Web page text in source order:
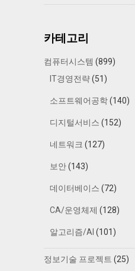
카테고리
컴퓨터시스템 (899)
IT경영전략(51)
소프트웨어공학(140)
디지털서비스 (152)
네트워크 (127)
보안(143)
데이터베이스 (72)
CA/운영체제 (128)
알고리즘/AI (101)
정보기술 프로젝트 (25)